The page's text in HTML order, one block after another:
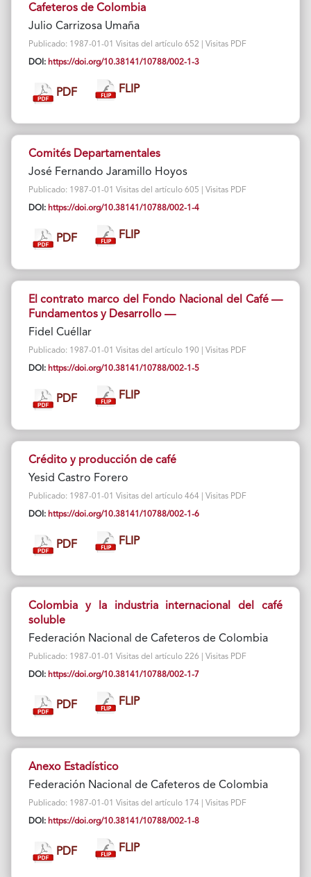
Cafeteros de Colombia
Julio Carrizosa Umaña
Publicado: 1987-01-01 Visitas del artículo 652 | Visitas PDF
DOI: https://doi.org/10.38141/10788/002-1-3
PDF FLIP
Comités Departamentales
José Fernando Jaramillo Hoyos
Publicado: 1987-01-01 Visitas del artículo 605 | Visitas PDF
DOI: https://doi.org/10.38141/10788/002-1-4
PDF FLIP
El contrato marco del Fondo Nacional del Café —
Fundamentos y Desarrollo —
Fidel Cuéllar
Publicado: 1987-01-01 Visitas del artículo 190 | Visitas PDF
DOI: https://doi.org/10.38141/10788/002-1-5
PDF FLIP
Crédito y producción de café
Yesid Castro Forero
Publicado: 1987-01-01 Visitas del artículo 464 | Visitas PDF
DOI: https://doi.org/10.38141/10788/002-1-6
PDF FLIP
Colombia y la industria internacional del café
soluble
Federación Nacional de Cafeteros de Colombia
Publicado: 1987-01-01 Visitas del artículo 226 | Visitas PDF
DOI: https://doi.org/10.38141/10788/002-1-7
PDF FLIP
Anexo Estadístico
Federación Nacional de Cafeteros de Colombia
Publicado: 1987-01-01 Visitas del artículo 174 | Visitas PDF
DOI: https://doi.org/10.38141/10788/002-1-8
PDF FLIP